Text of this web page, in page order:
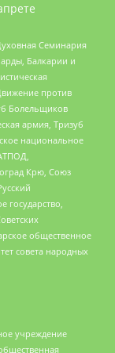
Семинария
Балкарии и
против
Болельщиков
армия, Тризуб
национальное
Крю, Союз
общественное
совета народных
Владимировна, Чичваркин Евгений Александрович, Комитет против пыток/Команда против пыток, Общество с ограниченной ответственностью "Первый научный", Общество с ограниченной ответственностью "Вертолет и ко", Белоцерковская Вероника Борисовна, Кац Максим Евгеньевич, Лазарева Татьяна Юрьевна, Шаведдинов Руслан Табризович, Яшин Илья Валерьевич, Общество с ограниченной ответственностью "Иноагент ААВ", Алешковский Дмитрий Петрович, Альбац Евгения Марковна, Быков Дмитрий Львович, Галямина Юлия Евгеньевна, Лойко Сергей Леонидович, Мартынов Кирилл Константинович, Медведев Сергей Александрович, Крашенинников Федор Геннадиевич, Гордеева Катерина Вл